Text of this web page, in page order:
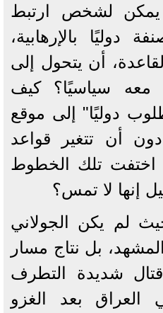
يمكن لشخص ارتبط
دوليًا بالإرهابية،
أن يتحول إلى
معه سياسيًا؟ كيف
دوليًا" إلى موقع
أن تتغير قواعد
اختفت تلك الخطوط
إنها لا تمس؟
لم يكن الجولاني
بل نتاج مسار
شديدة التطرف
العراق بعد الغزو